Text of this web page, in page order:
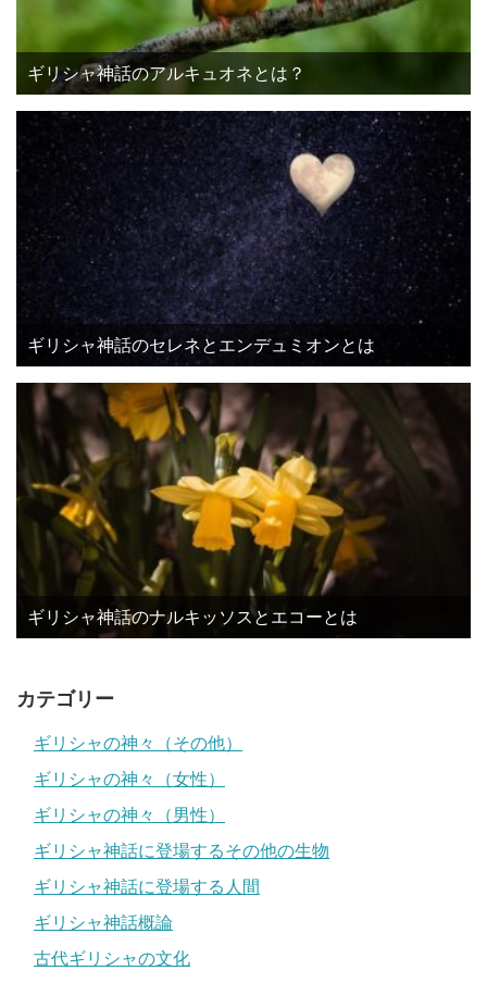
ギリシャ神話のアルキュオネとは？
ギリシャ神話のセレネとエンデュミオンとは
ギリシャ神話のナルキッソスとエコーとは
カテゴリー
ギリシャの神々（その他）
ギリシャの神々（女性）
ギリシャの神々（男性）
ギリシャ神話に登場するその他の生物
ギリシャ神話に登場する人間
ギリシャ神話概論
古代ギリシャの文化